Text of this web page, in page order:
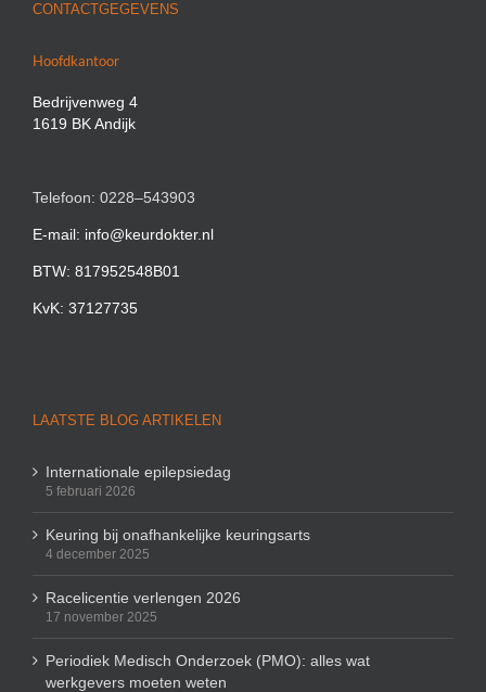
CONTACTGEGEVENS
Hoofdkantoor
Bedrijvenweg 4
1619 BK Andijk
Telefoon: 0228–543903
E-mail: info@keurdokter.nl
BTW: 817952548B01
KvK: 37127735
LAATSTE BLOG ARTIKELEN
Internationale epilepsiedag
5 februari 2026
Keuring bij onafhankelijke keuringsarts
4 december 2025
Racelicentie verlengen 2026
17 november 2025
Periodiek Medisch Onderzoek (PMO): alles wat
werkgevers moeten weten